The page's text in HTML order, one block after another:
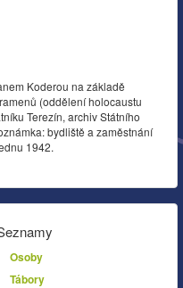
Koderou na základě
(oddělení holocaustu
Terezín, archiv Státního
bydliště a zaměstnání
1942.
Osoby
Tábory